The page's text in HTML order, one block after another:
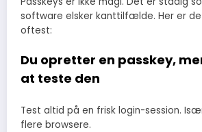
software elsker kanttilfælde. Her er
oftest:
Du opretter en passkey,
at teste den
Test altid på en frisk login-session.
flere browsere.